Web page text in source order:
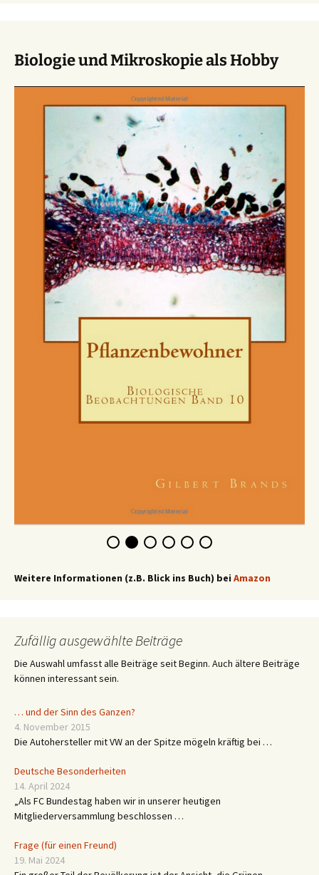
Biologie und Mikroskopie als Hobby
Weitere Informationen (z.B. Blick ins Buch) bei Amazon
Zufällig ausgewählte Beiträge
Die Auswahl umfasst alle Beiträge seit Beginn. Auch ältere Beiträge
können interessant sein.
… und der Sinn des Ganzen?
4. November 2015
Die Autohersteller mit VW an der Spitze mögeln kräftig bei …
Deutsche Besonderheiten
14. April 2024
„Als FC Bundestag haben wir in unserer heutigen
Mitgliederversammlung beschlossen …
Frage (für einen Freund)
19. Mai 2024